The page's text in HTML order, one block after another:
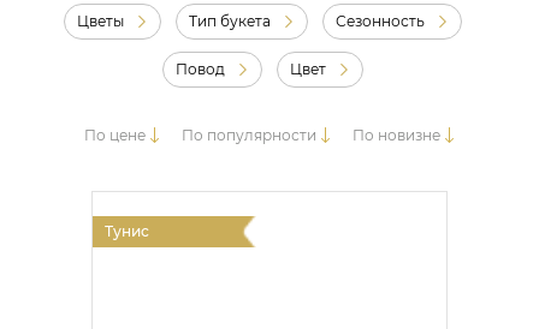
Цветы Тип букета Сезонность
Повод Цвет
По цене По популярности По новизне
Тунис